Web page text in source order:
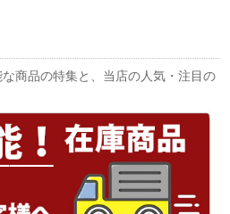
商品の特集と、当店の人気・注目の